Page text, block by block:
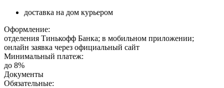
доставка на дом курьером
Оформление:
отделения Тинькофф Банка; в мобильном приложении;
онлайн заявка через официальный сайт
Минимальный платеж:
до 8%
Документы
Обязательные: